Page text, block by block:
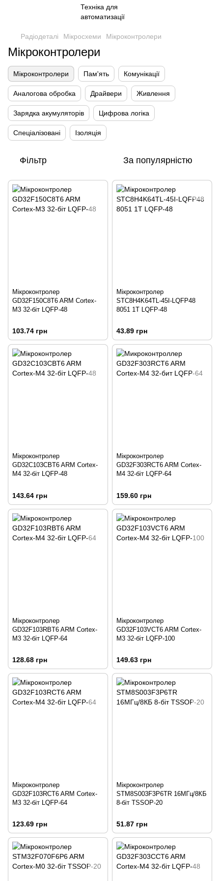
Радіодеталі Мікросхеми Мікроконтролери
Мікроконтролери
Мікроконтролери Пам'ять Комунікації
Аналогова обробка Драйвери Живлення
Зарядка акумуляторів Цифрова логіка
Спеціалізовані Ізоляція
Фільтр За популярністю
Мікроконтролер
GD32F150C8T6 ARM Cortex-
M3 32-біт LQFP-48
103.74 грн
Мікроконтролер
STC8H4K64TL-45I-LQFP48
8051 1T LQFP-48
43.89 грн
Мікроконтролер
GD32C103CBT6 ARM Cortex-
M4 32-біт LQFP-48
143.64 грн
Мікроконтролер
GD32F303RCT6 ARM Cortex-
M4 32-біт LQFP-64
159.60 грн
Мікроконтролер
GD32F103RBT6 ARM Cortex-
M3 32-біт LQFP-64
128.68 грн
Мікроконтролер
GD32F103VCT6 ARM Cortex-
M3 32-біт LQFP-100
149.63 грн
Мікроконтролер
GD32F103RCT6 ARM Cortex-
M3 32-біт LQFP-64
123.69 грн
Мікроконтролер
STM8S003F3P6TR 16МГц/8КБ
8-біт TSSOP-20
51.87 грн